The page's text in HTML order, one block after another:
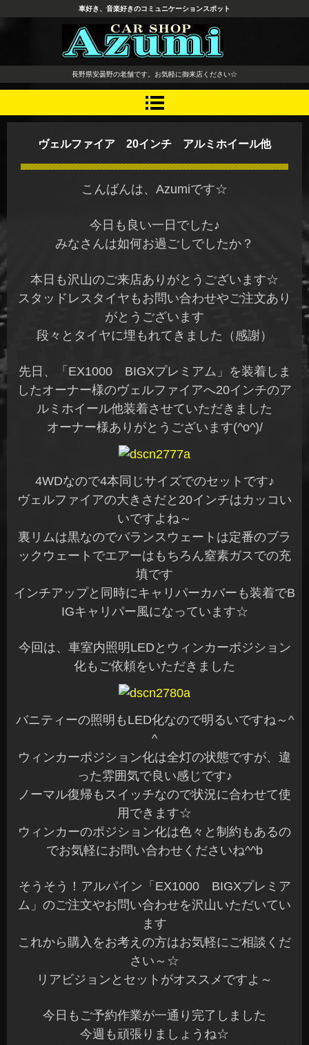
長野県 安曇野市 タイヤ ホ
イール デッドニング カーオ
ーディオ レカロシート
車好き、音楽好きのコミュニケーションスポット
長野県安曇野の老舗です。お気軽に御来店ください☆
ヴェルファイア 20インチ アルミホイール他
こんばんは、Azumiです☆
今日も良い一日でした♪
みなさんは如何お過ごしでしたか？
本日も沢山のご来店ありがとうございます☆
スタッドレスタイヤもお問い合わせやご注文あり
がとうございます
段々とタイヤに埋もれてきました（感謝）
先日、「EX1000 BIGXプレミアム」を装着しま
したオーナー様のヴェルファイアへ20インチのア
ルミホイール他装着させていただきました
オーナー様ありがとうございます(^o^)/
4WDなので4本同じサイズでのセットです♪
ヴェルファイアの大きさだと20インチはカッコい
いですよね～
裏リムは黒なのでバランスウェートは定番のブラ
ックウェートでエアーはもちろん窒素ガスでの充
填です
インチアップと同時にキャリパーカバーも装着でB
IGキャリパー風になっています☆
今回は、車室内照明LEDとウィンカーポジション
化もご依頼をいただきました
バニティーの照明もLED化なので明るいですね～^
^
ウィンカーポジション化は全灯の状態ですが、違
った雰囲気で良い感じです♪
ノーマル復帰もスイッチなので状況に合わせて使
用できます☆
ウィンカーのポジション化は色々と制約もあるの
でお気軽にお問い合わせくださいね^^b
そうそう！アルパイン「EX1000 BIGXプレミア
ム」のご注文やお問い合わせを沢山いただいてい
ます
これから購入をお考えの方はお気軽にご相談くだ
さい～☆
リアビジョンとセットがオススメですよ～
今日もご予約作業が一通り完了しました
今週も頑張りましょうね☆